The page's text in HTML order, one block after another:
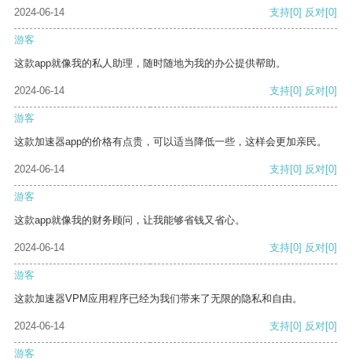
2024-06-14 支持[0] 反对[0]
游客
这款app就像我的私人助理，随时随地为我的办公提供帮助。
2024-06-14 支持[0] 反对[0]
游客
这款加速器app的价格有点贵，可以适当降低一些，这样会更加亲民。
2024-06-14 支持[0] 反对[0]
游客
这款app就像我的财务顾问，让我能够省钱又省心。
2024-06-14 支持[0] 反对[0]
游客
这款加速器VPM应用程序已经为我们带来了无限的隐私和自由。
2024-06-14 支持[0] 反对[0]
游客